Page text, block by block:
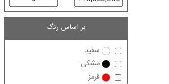
بر اساس رنگ
سفید
مشکی
قرمز